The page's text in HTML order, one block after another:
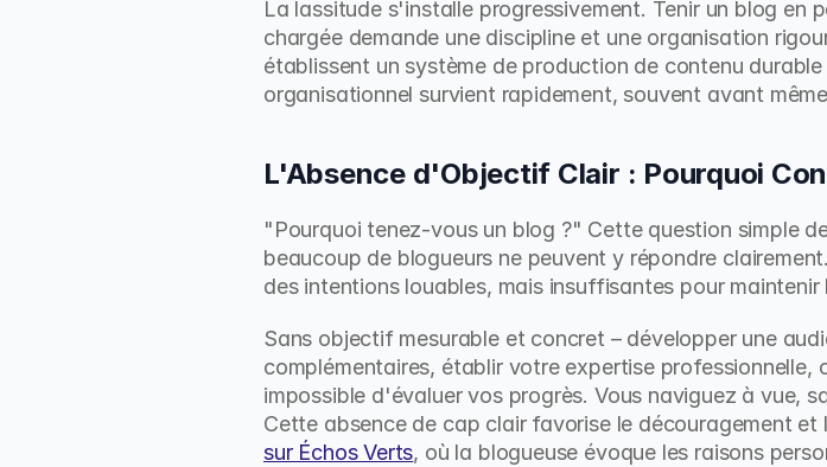
La lassitude s'installe progressivement. Tenir un blog en
chargée demande une discipline et une organisation
établissent un système de production de contenu
organisationnel survient rapidement, souvent avant
L'Absence d'Objectif Clair : Pourquoi
"Pourquoi tenez-vous un blog ?" Cette question simple
beaucoup de blogueurs ne peuvent y répondre
des intentions louables, mais insuffisantes pour
Sans objectif mesurable et concret – développer une
complémentaires, établir votre expertise professionnelle,
impossible d'évaluer vos progrès. Vous naviguez à vue,
Cette absence de cap clair favorise le découragement et
sur Échos Verts, où la blogueuse évoque les raisons